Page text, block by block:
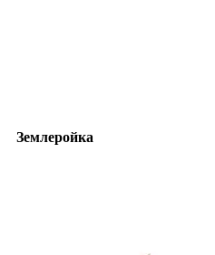
Землеройка